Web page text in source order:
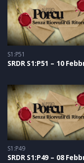
S1:P51
S1:P49